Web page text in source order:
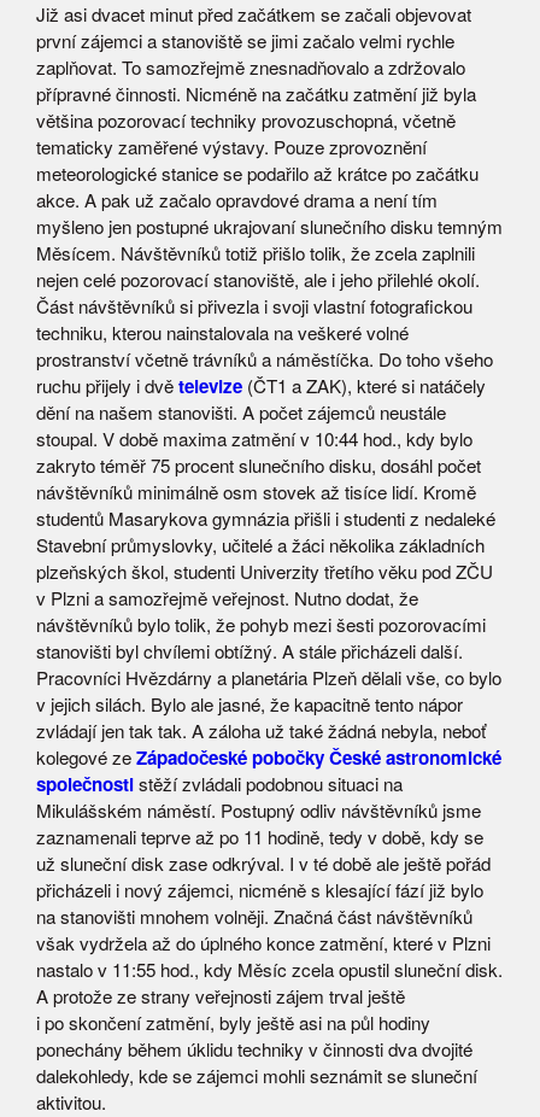
Již asi dvacet minut před začátkem se začali objevovat
první zájemci a stanoviště se jimi začalo velmi rychle
zaplňovat. To samozřejmě znesnadňovalo a zdržovalo
přípravné činnosti. Nicméně na začátku zatmění již byla
většina pozorovací techniky provozuschopná, včetně
tematicky zaměřené výstavy. Pouze zprovoznění
meteorologické stanice se podařilo až krátce po začátku
akce. A pak už začalo opravdové drama a není tím
myšleno jen postupné ukrajovaní slunečního disku temným
Měsícem. Návštěvníků totiž přišlo tolik, že zcela zaplnili
nejen celé pozorovací stanoviště, ale i jeho přilehlé okolí.
Část návštěvníků si přivezla i svoji vlastní fotografickou
techniku, kterou nainstalovala na veškeré volné
prostranství včetně trávníků a náměstíčka. Do toho všeho
ruchu přijely i dvětelevize (ČT1 a ZAK), které si natáčely
dění na našem stanovišti. A počet zájemců neustále
stoupal. V době maxima zatmění v 10:44 hod., kdy bylo
zakryto téměř 75 procent slunečního disku, dosáhl počet
návštěvníků minimálně osm stovek až tisíce lidí. Kromě
studentů Masarykova gymnázia přišli i studenti z nedaleké
Stavební průmyslovky, učitelé a žáci několika základních
plzeňských škol, studenti Univerzity třetího věku pod ZČU
v Plzni a samozřejmě veřejnost. Nutno dodat, že
návštěvníků bylo tolik, že pohyb mezi šesti pozorovacími
stanovišti byl chvílemi obtížný. A stále přicházeli další.
Pracovníci Hvězdárny a planetária Plzeň dělali vše, co bylo
v jejich silách. Bylo ale jasné, že kapacitně tento nápor
zvládají jen tak tak. A záloha už také žádná nebyla, neboť
kolegové zeZápadočeské pobočky České astronomické
společnostistěží zvládali podobnou situaci na
Mikulášském náměstí. Postupný odliv návštěvníků jsme
zaznamenali teprve až po 11 hodině, tedy v době, kdy se
už sluneční disk zase odkrýval. I v té době ale ještě pořád
přicházeli i nový zájemci, nicméně s klesající fází již bylo
na stanovišti mnohem volněji. Značná část návštěvníků
však vydržela až do úplného konce zatmění, které v Plzni
nastalo v 11:55 hod., kdy Měsíc zcela opustil sluneční disk.
A protože ze strany veřejnosti zájem trval ještě
i po skončení zatmění, byly ještě asi na půl hodiny
ponechány během úklidu techniky v činnosti dva dvojité
dalekohledy, kde se zájemci mohli seznámit se sluneční
aktivitou.